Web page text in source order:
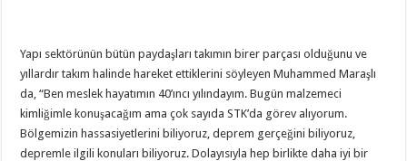
Yapı sektörünün bütün paydaşları takımın birer parçası olduğunu ve
yıllardır takım halinde hareket ettiklerini söyleyen Muhammed Maraşlı
da, “Ben meslek hayatımın 40’ıncı yılındayım. Bugün malzemeci
kimliğimle konuşacağım ama çok sayıda STK’da görev alıyorum.
Bölgemizin hassasiyetlerini biliyoruz, deprem gerçeğini biliyoruz,
depremle ilgili konuları biliyoruz. Dolayısıyla hep birlikte daha iyi bir